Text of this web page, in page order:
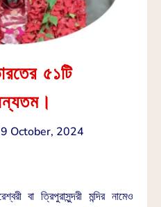
৫১টি
October, 2024
বা ত্রিপুরাসুন্দরী মন্দির নামেও